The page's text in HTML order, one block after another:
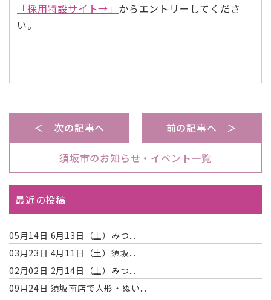
「採用特設サイト→」 からエントリーしてくださ
い。
＜ 次の記事へ
須坂市のお知らせ・イベント一覧
前の記事へ ＞
最近の投稿
05月14日 6月13日（土）みつ...
03月23日 4月11日（土）須坂...
02月02日 2月14日（土）みつ...
09月24日 須坂南店で人形・ぬい...